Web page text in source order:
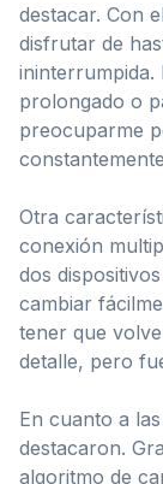
destacar. Con
disfrutar de
ininterrumpida.
prolongado o
preocuparme
Otra
conexión
dos
cambiar
tener que
detalle, pero
En cuanto a
destacaron.
algoritmo de